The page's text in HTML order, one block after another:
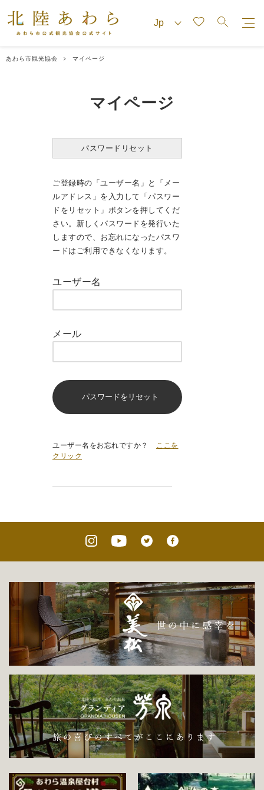
あわら市観光協会 マイページ
マイページ
パスワードリセット
ユーザー名
メール
ユーザー名をお忘れですか？
ここを
クリック